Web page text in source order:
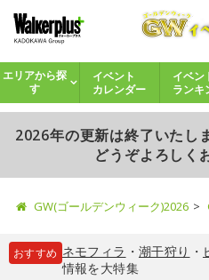
エリアから探
す
イベント
カレンダー
イベン
ランキ
2026年の更新は終了いたし
どうぞよろしく
GW(ゴールデンウィーク)2026
おすすめ ネモフィラ ・ 潮干狩り ・
情報を大特集